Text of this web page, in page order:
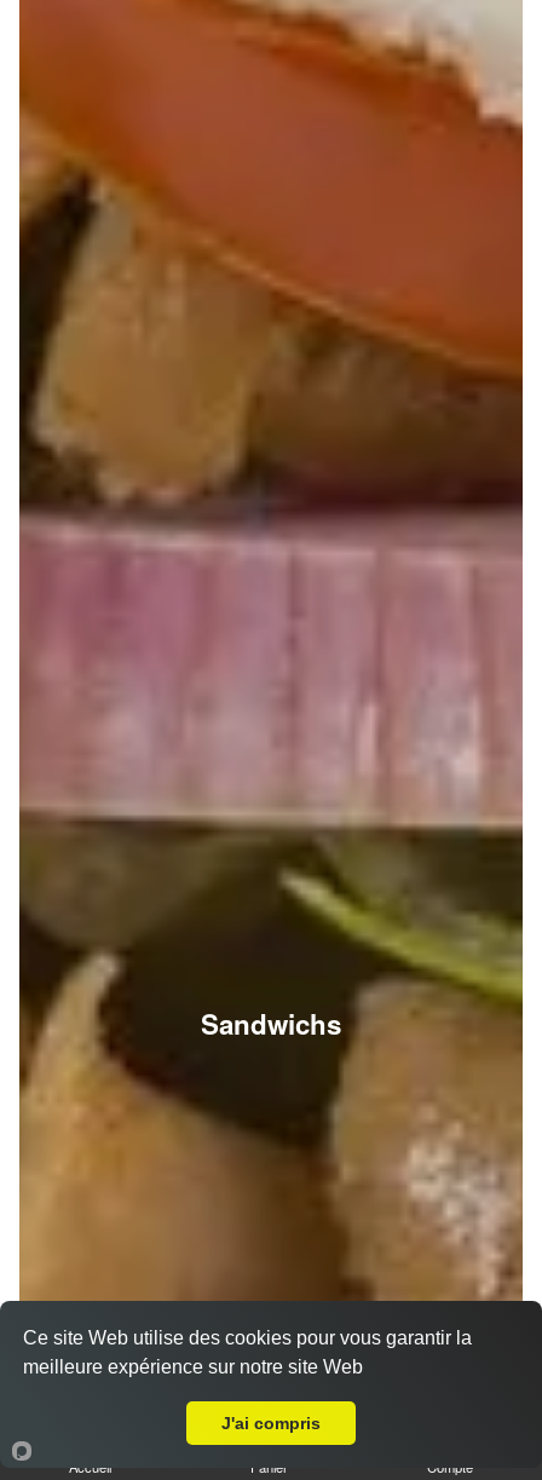
Sandwichs
Accueil Panier Compte
Ce site Web utilise des cookies pour vous garantir la
meilleure expérience sur notre site Web
J'ai compris